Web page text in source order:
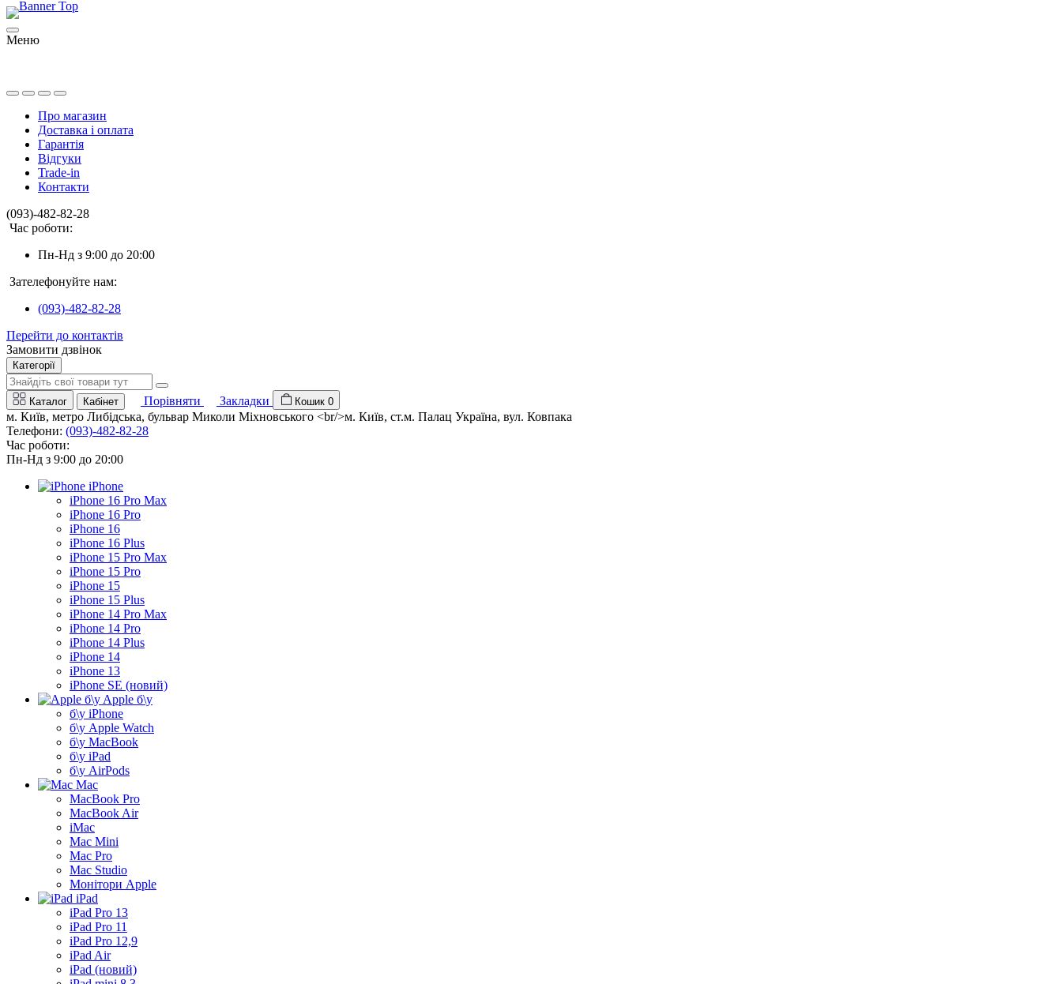
Меню
Про магазин
Доставка і оплата
Гарантія
Відгуки
Trade-in
Контакти
(093)-482-82-28
Час роботи:
Пн-Нд з 9:00 до 20:00
Зателефонуйте нам:
(093)-482-82-28
Перейти до контактів
Замовити дзвінок
Категорії
Каталог Кабінет Порівняти Закладки Кошик 0
м. Київ, метро Либідська, бульвар Миколи Міхновського <br/>м. Київ, ст.м. Палац Україна, вул. Ковпака
Телефони: (093)-482-82-28
Час роботи:
Пн-Нд з 9:00 до 20:00
iPhone
iPhone 16 Pro Max
iPhone 16 Pro
iPhone 16
iPhone 16 Plus
iPhone 15 Pro Max
iPhone 15 Pro
iPhone 15
iPhone 15 Plus
iPhone 14 Pro Max
iPhone 14 Pro
iPhone 14 Plus
iPhone 14
iPhone 13
iPhone SE (новий)
Apple б\у
б\у iPhone
б\у Apple Watch
б\у MacBook
б\у iPad
б\у AirPods
Mac
MacBook Pro
MacBook Air
iMac
Mac Mini
Mac Pro
Mac Studio
Монітори Apple
iPad
iPad Pro 13
iPad Pro 11
iPad Pro 12,9
iPad Air
iPad (новий)